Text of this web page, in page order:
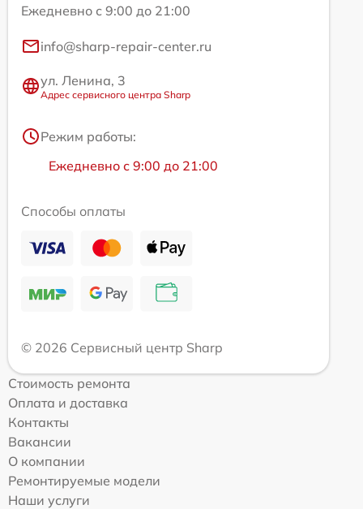
Ежедневно с 9:00 до 21:00
info@sharp-repair-center.ru
ул. Ленина, 3
Адрес сервисного центра Sharp
Режим работы:
Ежедневно с 9:00 до 21:00
Способы оплаты
© 2026 Сервисный центр Sharp
Стоимость ремонта
Оплата и доставка
Контакты
Вакансии
О компании
Ремонтируемые модели
Наши услуги